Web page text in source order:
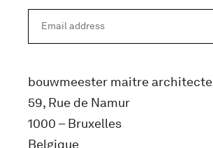
bouwmeester maitre architecte
59, Rue de Namur
1000 – Bruxelles
Belgique